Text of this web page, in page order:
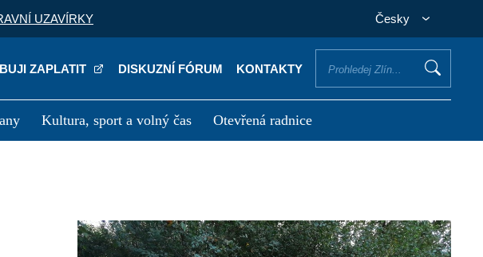
UZAVÍRKY Česky
ZAPLATIT DISKUZNÍ FÓRUM KONTAKTY
Kultura, sport a volný čas Otevřená radnice